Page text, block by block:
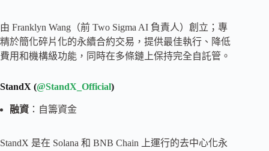
由 Franklyn Wang（前 Two Sigma AI 負責人）創立；專
精於簡化碎片化的永續合約交易，提供最佳執行、降低
費用和機構級功能，同時在多條鏈上保持完全自託管。
StandX (@StandX_Official)
融資 ：自籌資金
StandX 是在 Solana 和 BNB Chain 上運行的去中心化永